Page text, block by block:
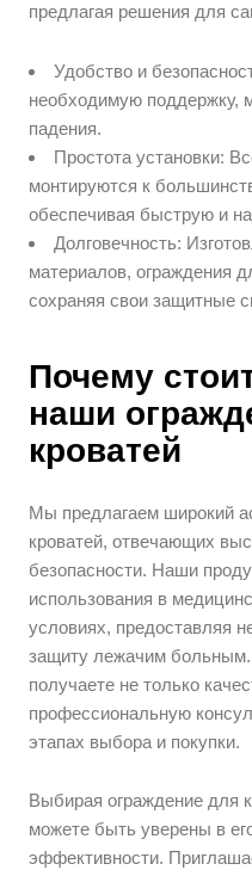
предлагая решения для
Удобство и
необходимую поддержку,
падения.
Простота установки:
монтируются к
обеспечивая быструю и
Долговечность:
материалов, ограждения
сохраняя свои защитные
Почему
наши
кроватей
Мы предлагаем широкий
кроватей, отвечающих
безопасности. Наши
использования в
условиях, предоставляя
защиту лежачим
получаете не только
профессиональную
этапах выбора и покупки.
Выбирая ограждение для
можете быть уверены в
эффективности.